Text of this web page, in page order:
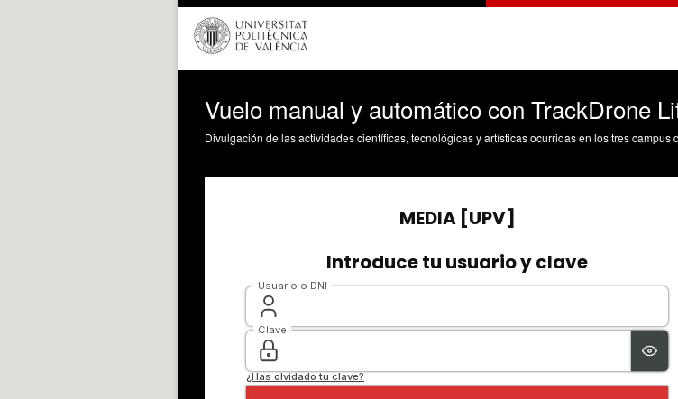
Vuelo manual y automático con TrackDrone
Divulgación de las actividades científicas, tecnológicas y artísticas ocurridas en los tres campus